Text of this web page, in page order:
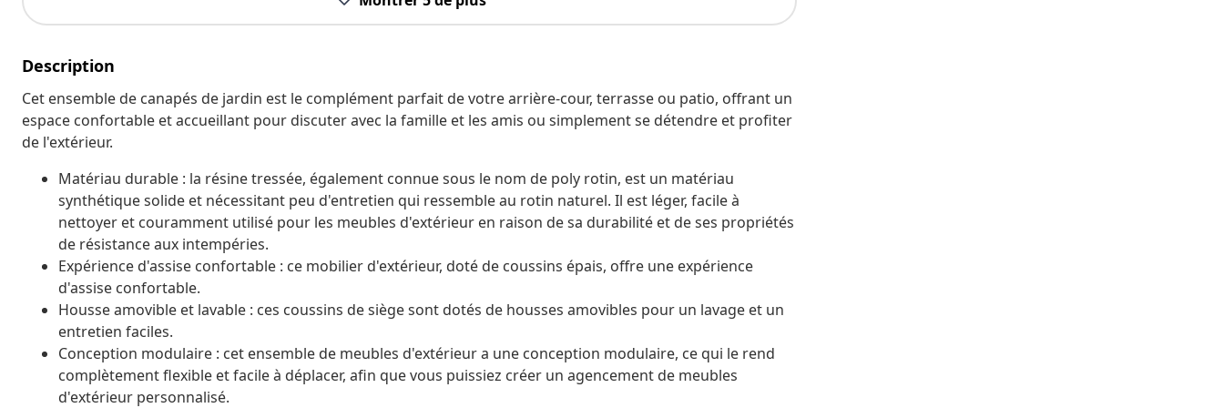
Description
Cet ensemble de canapés de jardin est le complément parfait de votre arrière-cour, terrasse ou patio, offrant un
espace confortable et accueillant pour discuter avec la famille et les amis ou simplement se détendre et profiter
de l'extérieur.
Matériau durable : la résine tressée, également connue sous le nom de poly rotin, est un matériau
synthétique solide et nécessitant peu d'entretien qui ressemble au rotin naturel. Il est léger, facile à
nettoyer et couramment utilisé pour les meubles d'extérieur en raison de sa durabilité et de ses propriétés
de résistance aux intempéries.
Expérience d'assise confortable : ce mobilier d'extérieur, doté de coussins épais, offre une expérience
d'assise confortable.
Housse amovible et lavable : ces coussins de siège sont dotés de housses amovibles pour un lavage et un
entretien faciles.
Conception modulaire : cet ensemble de meubles d'extérieur a une conception modulaire, ce qui le rend
complètement flexible et facile à déplacer, afin que vous puissiez créer un agencement de meubles
d'extérieur personnalisé.